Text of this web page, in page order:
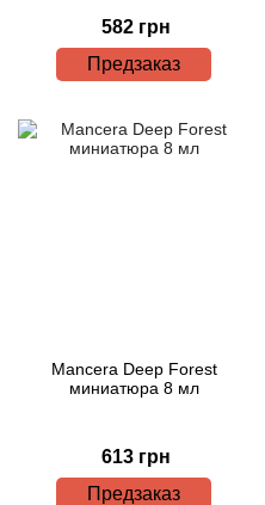
582 грн
Предзаказ
Mancera Deep Forest
миниатюра 8 мл
613 грн
Предзаказ